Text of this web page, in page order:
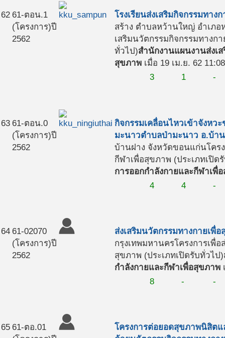
62 61-ตอน.1
(โครงการ)ปี
2562
โรงเรียนส่งเสริมกิจกรรมทาง
สร้าง ตำบลหว้านใหญ่ อำเภ
เสริมนวัตกรรมกิจกรรมทางก
ทั่วไป)สำนักงานแผนงานส่งเ
สุขภาพ เมื่อ 19 เม.ย. 62
3
1 -
63 61-ตอน.0
(โครงการ)ปี
2562
กิจกรรมเคลื่อนไหวเข้าจังหว
มะนาวตำบลป่ามะนาว อ.บ้า
บ้านฝาง จังหวัดขอนแก่นโคร
กีฬาเพื่อสุขภาพ (ประเภทเปิด
การออกกำลังกายและกีฬาเพื่
4
4 -
64 61-02070
(โครงการ)ปี
2562
ส่งเสริมนวัตกรรมทางกายเพื่
กรุงเทพมหานครโครงการเพื่
สุขภาพ (ประเภทเปิดรับทั่วไป)
กำลังกายและกีฬาเพื่อสุขภาพ
8
- -
65 61-ตอ.01
โครงการต่อยอดสุขภาพนิสิต